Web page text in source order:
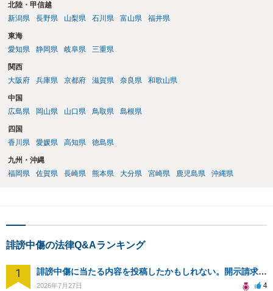
北陸・甲信越
新潟県
長野県 山梨県 石川県 富山県 福井県
東海
愛知県
静岡県 岐阜県 三重県
関西
大阪府
兵庫県 京都府 滋賀県 奈良県 和歌山県
中国
広島県
岡山県 山口県 鳥取県 島根県
四国
香川県
愛媛県 高知県 徳島県
九州・沖縄
福岡県
佐賀県 長崎県 熊本県 大分県 宮崎県 鹿児島県 沖縄県
誹謗中傷の法律Q&Aランキング
1 誹謗中傷に当たる内容を投稿したかもしれない。開示請求や民事刑事裁判に発展しうるのか教えて欲しい。
2026年7月27日 4